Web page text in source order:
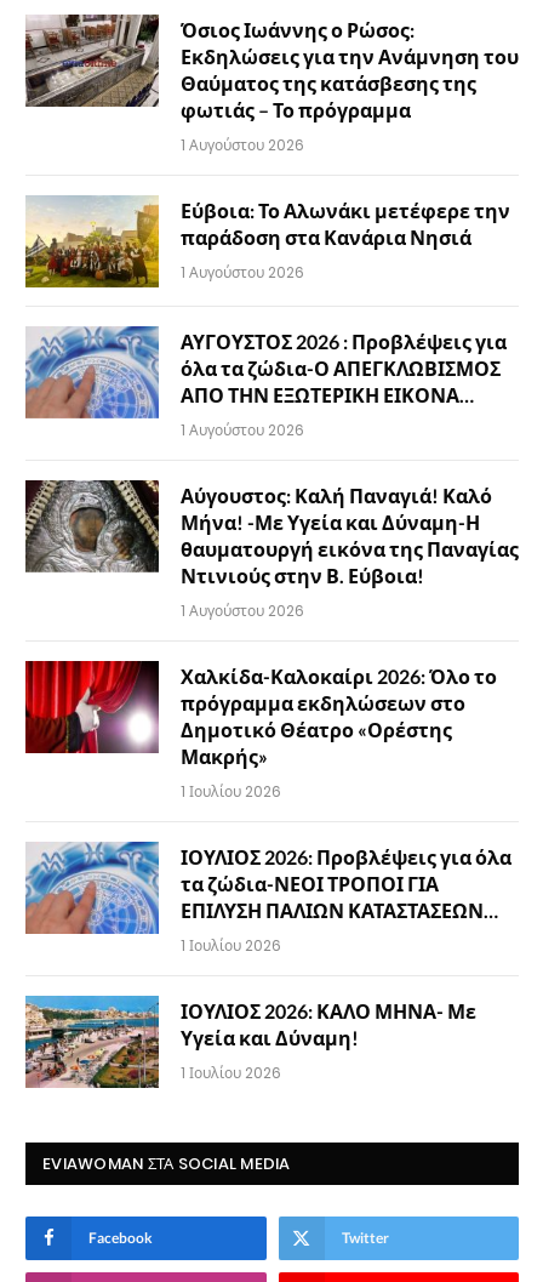
Όσιος Ιωάννης ο Ρώσος:
Εκδηλώσεις για την Ανάμνηση του
Θαύματος της κατάσβεσης της
φωτιάς – Το πρόγραμμα
1 Αυγούστου 2026
Εύβοια: Το Αλωνάκι μετέφερε την
παράδοση στα Κανάρια Νησιά
1 Αυγούστου 2026
ΑΥΓΟΥΣΤΟΣ 2026 : Προβλέψεις για
όλα τα ζώδια-Ο ΑΠΕΓΚΛΩΒΙΣΜΟΣ
ΑΠΟ ΤΗΝ ΕΞΩΤΕΡΙΚΗ ΕΙΚΟΝΑ…
1 Αυγούστου 2026
Αύγουστος: Καλή Παναγιά! Καλό
Μήνα! -Με Υγεία και Δύναμη-Η
θαυματουργή εικόνα της Παναγίας
Ντινιούς στην Β. Εύβοια!
1 Αυγούστου 2026
Χαλκίδα-Καλοκαίρι 2026: Όλο το
πρόγραμμα εκδηλώσεων στο
Δημοτικό Θέατρο «Ορέστης
Μακρής»
1 Ιουλίου 2026
ΙΟΥΛΙΟΣ 2026: Προβλέψεις για όλα
τα ζώδια-ΝΕΟΙ ΤΡΟΠΟΙ ΓΙΑ
ΕΠΙΛΥΣΗ ΠΑΛΙΩΝ ΚΑΤΑΣΤΑΣΕΩΝ…
1 Ιουλίου 2026
ΙΟΥΛΙΟΣ 2026: ΚΑΛΟ ΜΗΝΑ- Με
Υγεία και Δύναμη!
1 Ιουλίου 2026
EVIAWOMAN ΣΤΑ SOCIAL MEDIA
Facebook Twitter